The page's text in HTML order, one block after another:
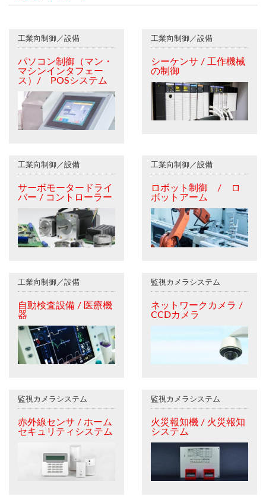
工業向制御／設備
パソコン制御（マン・
マシンインタフェー
ス）/ POSシステム
工業向制御／設備
シーケンサ / 工作機械
の制御
工業向制御／設備
サーボモータードライ
バー / コントローラー
工業向制御／設備
ロボット制御 / ロ
ボットアーム
工業向制御／設備
自動検査設備 / 医療機
器
監視カメラシステム
ネットワークカメラ /
CCDカメラ
監視カメラシステム
赤外線センサ / ホーム
セキュリティシステム
監視カメラシステム
火災報知機 / 火災報知
システム